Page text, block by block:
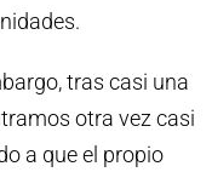
tras casi una
otra vez casi
a que el propio